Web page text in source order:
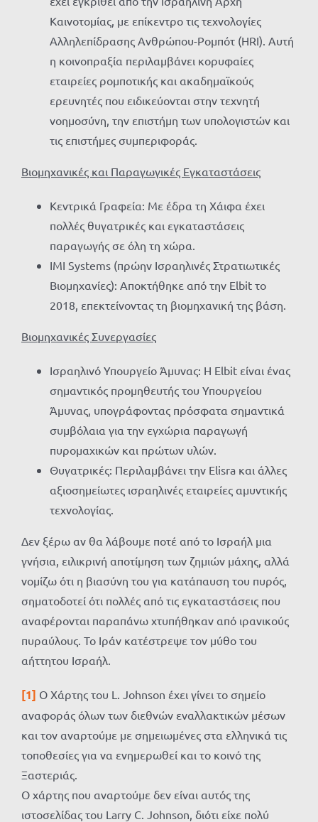
Καινοτομίας, με επίκεντρο τις τεχνολογίες
Αλληλεπίδρασης Ανθρώπου-Ρομπότ (HRI). Αυτή
η κοινοπραξία περιλαμβάνει κορυφαίες
εταιρείες ρομποτικής και ακαδημαϊκούς
ερευνητές που ειδικεύονται στην τεχνητή
νοημοσύνη, την επιστήμη των υπολογιστών και
τις επιστήμες συμπεριφοράς.
Βιομηχανικές και Παραγωγικές Εγκαταστάσεις
Κεντρικά Γραφεία: Με έδρα τη Χάιφα έχει
πολλές θυγατρικές και εγκαταστάσεις
παραγωγής σε όλη τη χώρα.
IMI Systems (πρώην Ισραηλινές Στρατιωτικές
Βιομηχανίες): Αποκτήθηκε από την Elbit το
2018, επεκτείνοντας τη βιομηχανική της βάση.
Βιομηχανικές Συνεργασίες
Ισραηλινό Υπουργείο Άμυνας: Η Elbit είναι ένας
σημαντικός προμηθευτής του Υπουργείου
Άμυνας, υπογράφοντας πρόσφατα σημαντικά
συμβόλαια για την εγχώρια παραγωγή
πυρομαχικών και πρώτων υλών.
Θυγατρικές: Περιλαμβάνει την Elisra και άλλες
αξιοσημείωτες ισραηλινές εταιρείες αμυντικής
τεχνολογίας.
Δεν ξέρω αν θα λάβουμε ποτέ από το Ισραήλ μια
γνήσια, ειλικρινή αποτίμηση των ζημιών μάχης, αλλά
νομίζω ότι η βιασύνη του για κατάπαυση του πυρός,
σηματοδοτεί ότι πολλές από τις εγκαταστάσεις που
αναφέρονται παραπάνω χτυπήθηκαν από ιρανικούς
πυραύλους. Το Ιράν κατέστρεψε τον μύθο του
αήττητου Ισραήλ.
[1] Ο Χάρτης του L. Johnson έχει γίνει το σημείο
αναφοράς όλων των διεθνών εναλλακτικών μέσων
και τον αναρτούμε με σημειωμένες στα ελληνικά τις
τοποθεσίες για να ενημερωθεί και το κοινό της
Ξαστεριάς.
Ο χάρτης που αναρτούμε δεν είναι αυτός της
ιστοσελίδας του Larry C. Johnson, διότι είχε πολύ